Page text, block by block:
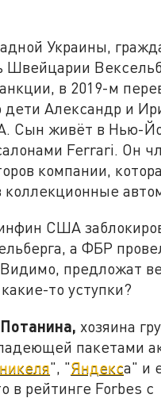
Украины,
Швейцарии
в 2019-м
дети Александр и
Сын живёт в Нью-
Ferrari. Он
компании,
коллекционные
США
а ФБР
предложат
то уступки?
хозяина
пакетами
", "Яндекса" и
в рейтинге Forbes с